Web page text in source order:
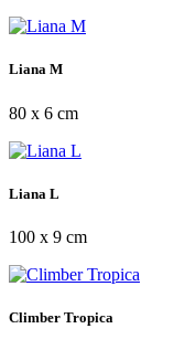
Liana M
80 x 6 cm
Liana L
100 x 9 cm
Climber Tropica